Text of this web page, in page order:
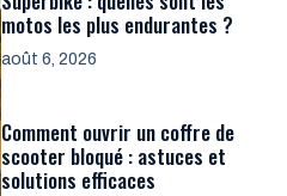
motos les plus endurantes ?
août 6, 2026
Comment ouvrir un coffre de
scooter bloqué : astuces et
solutions efficaces